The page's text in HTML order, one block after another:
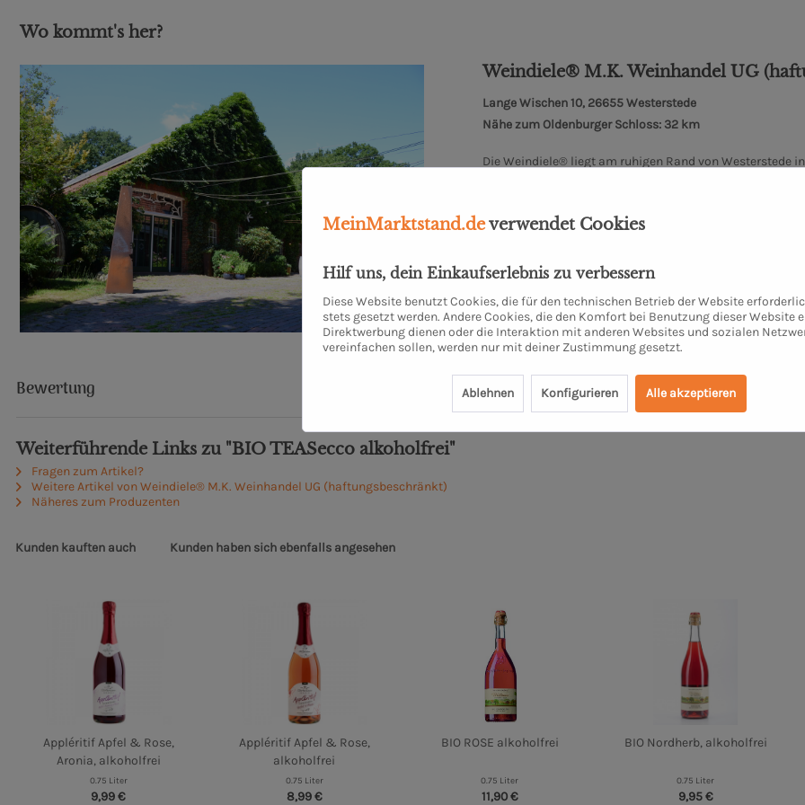
Wo kommt's her?
Weindiele® M.K. Weinhandel UG
Lange Wischen 10, 26655 Westerstede
Nähe zum Oldenburger Schloss: 32 km
Die Weindiele® liegt am ruhigen Rand von Westerstede
das alte Stallgebäude wurde unserer kleiner
Weine aus kontrolliert biologischem Anbau,
Neben den Weinen haben wir eine interessante
Mehr zur Weindiele
Bewertung
Weiterführende Links zu "BIO TEASecco alkoholfrei"
Fragen zum Artikel?
Weitere Artikel von Weindiele® M.K. Weinhandel UG (haftungsbeschränkt)
Näheres zum Produzenten
Kunden kauften auch Kunden haben sich ebenfalls angesehen
Appléritif Apfel & Rose,
Aronia, alkoholfrei
0.75 Liter
9,99 €
Appléritif Apfel & Rose,
alkoholfrei
0.75 Liter
8,99 €
BIO ROSE alkoholfrei
0.75 Liter
11,90 €
BIO Nordherb, alkoholfrei
0.75 Liter
9,95 €
MeinMarktstand.deverwendet Cookies
Hilf uns, dein Einkaufserlebnis zu verbessern
Diese Website benutzt Cookies, die für den technischen Betrieb der Website
stets gesetzt werden. Andere Cookies, die den Komfort bei Benutzung dieser Website
Direktwerbung dienen oder die Interaktion mit anderen Websites und sozialen
vereinfachen sollen, werden nur mit deiner Zustimmung gesetzt.
Ablehnen Konfigurieren Alle akzeptieren